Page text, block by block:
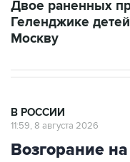
Двое раненных
Геленджике
Москву
В РОССИИ
11:59, 8 августа 2026
Возгорание